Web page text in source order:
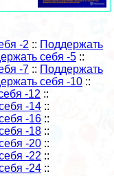
-2 :: Поддержать
себя -5 ::
-7 :: Поддержать
себя -10 ::
-12 ::
-14 ::
-16 ::
-18 ::
-20 ::
-22 ::
-24 ::